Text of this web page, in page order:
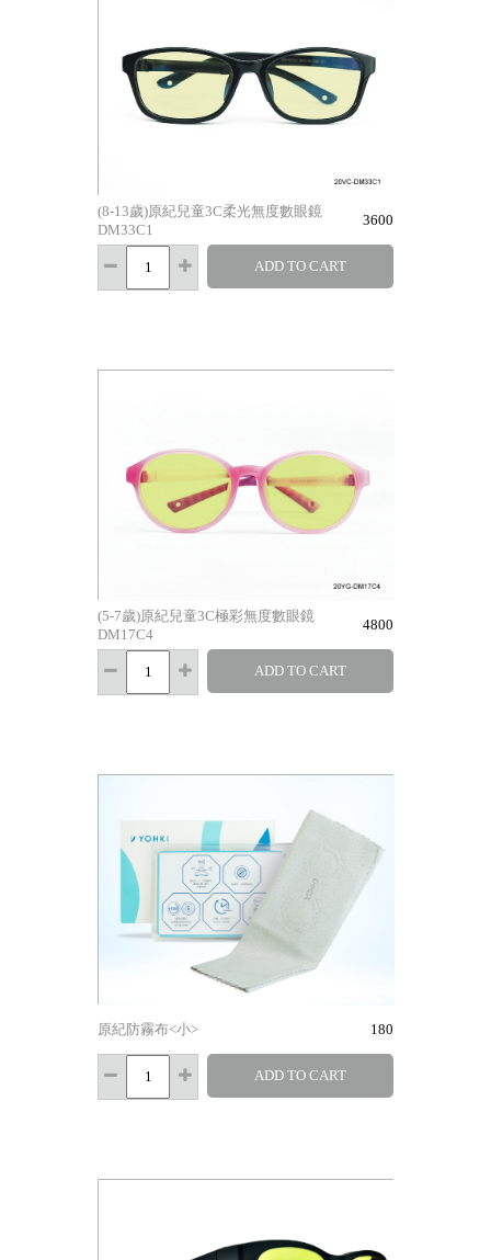
(8-13歲)原紀兒童3C柔光無度數眼鏡
DM33C1
3600
ADD TO CART
(5-7歲)原紀兒童3C極彩無度數眼鏡
DM17C4
4800
ADD TO CART
原紀防霧布<小> 180
ADD TO CART